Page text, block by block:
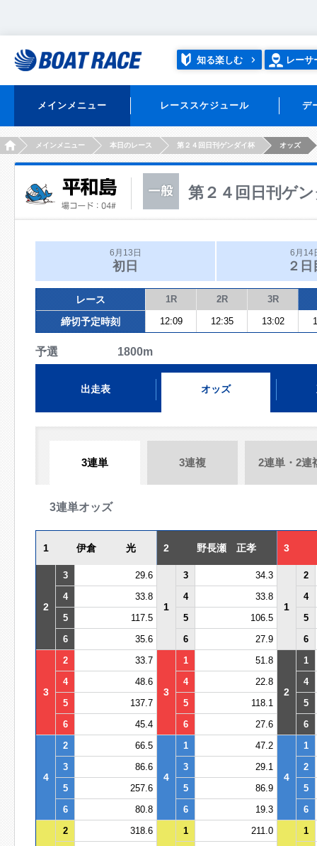
知る楽しむ レーサ
メインメニュー レーススケジュール デ
HOMEメインメニュー 本日のレース 第２４回日刊ゲンダイ杯 オッズ
第２４回日刊ゲ
6月13日
初日
6月14
２日
レース 1R 2R 3R
締切予定時刻 12:09 12:35 13:02
予選 1800m
出走表 オッズ
3連単 3連複 2連単・2連
3連単オッズ
1 伊倉 光 2 野長瀬 正孝 3
2
3 29.6
1
3 34.3
1
2
4
33.8 4 33.8
4
5
117.5 5 106.5
5
6
35.6 6 27.9 6
3
2 33.7
3
1 51.8
2
1
4
48.6 4 22.8
4
5
137.7 5 118.1
5
6
45.4 6 27.6 6
4
2 66.5
4
1 47.2
4
1
3
86.6 3 29.1
2
5
257.6 5 86.9
5
6
80.8 6 19.3 6
2 318.6 1 211.0
1